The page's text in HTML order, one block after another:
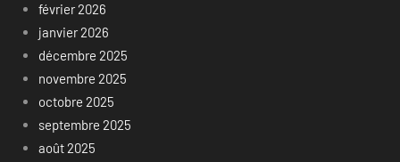
février 2026
janvier 2026
décembre 2025
novembre 2025
octobre 2025
septembre 2025
août 2025